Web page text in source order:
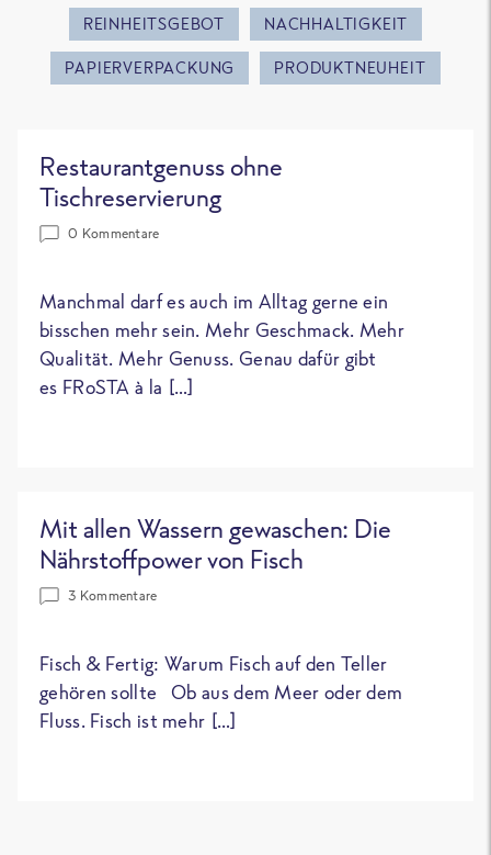
REINHEITSGEBOT NACHHALTIGKEIT
PAPIERVERPACKUNG PRODUKTNEUHEIT
Restaurantgenuss ohne
Tischreservierung
0 Kommentare
Manchmal darf es auch im Alltag gerne ein
bisschen mehr sein. Mehr Geschmack. Mehr
Qualität. Mehr Genuss. Genau dafür gibt
es FRoSTA à la […]
Mit allen Wassern gewaschen: Die
Nährstoffpower von Fisch
3 Kommentare
Fisch & Fertig: Warum Fisch auf den Teller
gehören sollte Ob aus dem Meer oder dem
Fluss. Fisch ist mehr […]